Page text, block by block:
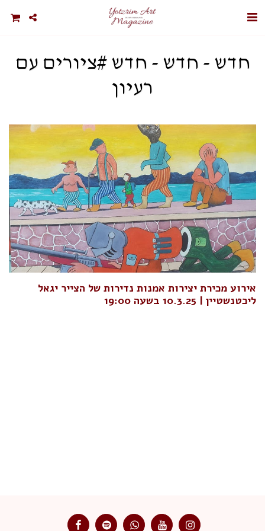
חדש - חדש - חדש #ציורים עם
רעיון
אירוע מכירת יצירות אמנות נדירות של הצייר יגאל
ליכטנשטיין | 10.3.25 בשעה 19:00